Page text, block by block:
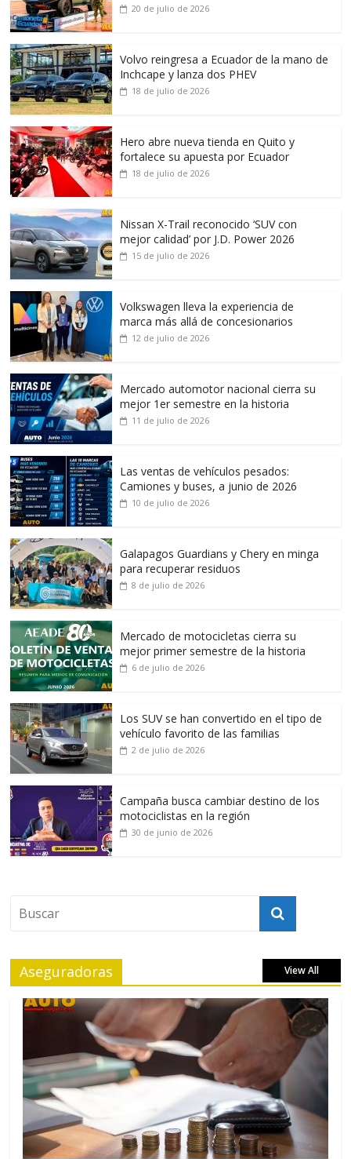
20 de julio de 2026
Volvo reingresa a Ecuador de la mano de
Inchcape y lanza dos PHEV
18 de julio de 2026
Hero abre nueva tienda en Quito y
fortalece su apuesta por Ecuador
18 de julio de 2026
Nissan X-Trail reconocido ‘SUV con
mejor calidad’ por J.D. Power 2026
15 de julio de 2026
Volkswagen lleva la experiencia de
marca más allá de concesionarios
12 de julio de 2026
Mercado automotor nacional cierra su
mejor 1er semestre en la historia
11 de julio de 2026
Las ventas de vehículos pesados:
Camiones y buses, a junio de 2026
10 de julio de 2026
Galapagos Guardians y Chery en minga
para recuperar residuos
8 de julio de 2026
Mercado de motocicletas cierra su
mejor primer semestre de la historia
6 de julio de 2026
Los SUV se han convertido en el tipo de
vehículo favorito de las familias
2 de julio de 2026
Campaña busca cambiar destino de los
motociclistas en la región
30 de junio de 2026
Aseguradoras View All